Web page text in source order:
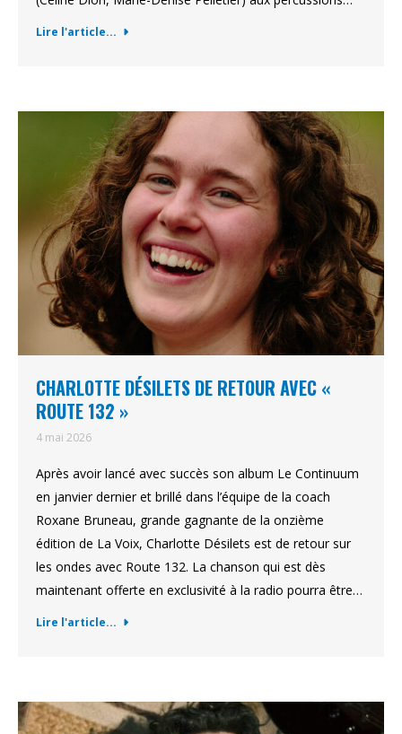
Lire l'article...
CHARLOTTE DÉSILETS DE RETOUR AVEC «
ROUTE 132 »
4 mai 2026
Après avoir lancé avec succès son album Le Continuum
en janvier dernier et brillé dans l’équipe de la coach
Roxane Bruneau, grande gagnante de la onzième
édition de La Voix, Charlotte Désilets est de retour sur
les ondes avec Route 132. La chanson qui est dès
maintenant offerte en exclusivité à la radio pourra être…
Lire l'article...